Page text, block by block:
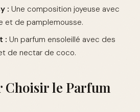
: Une composition joyeuse avec
et de pamplemousse.
: Un parfum ensoleillé avec des
de nectar de coco.
Choisir le Parfum